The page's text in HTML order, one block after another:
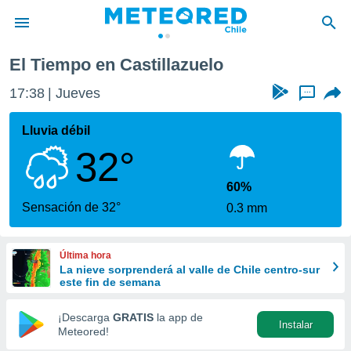
de
por
se
calidad.
a este
las
y
forma
digital
basada
El Tiempo en Castillazuelo
17:38 Jueves ...
Lluvia débil
32°
Sensación de 32°
60%
0.3 mm
Última hora
La nieve sorprenderá al valle de Chile centro-sur
este fin de semana
¡Descarga GRATIS la app de
Meteored!
Instalar